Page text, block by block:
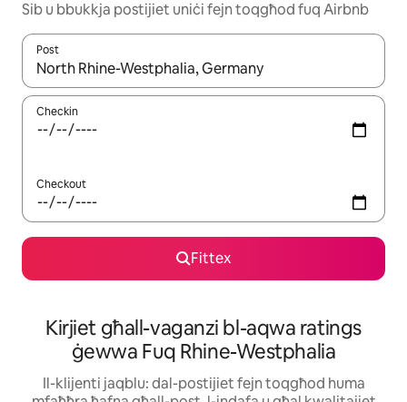
Sib u bbukkja postijiet uniċi fejn toqgħod fuq Airbnb
Post
Meta r-riżultati jkunu disponibbli, tista' tmur minn riżultat
Checkin
Checkout
Fittex
Kirjiet għall-vaganzi bl-aqwa ratings
ġewwa Fuq Rhine-Westphalia
Il-klijenti jaqblu: dal-postijiet fejn toqgħod huma